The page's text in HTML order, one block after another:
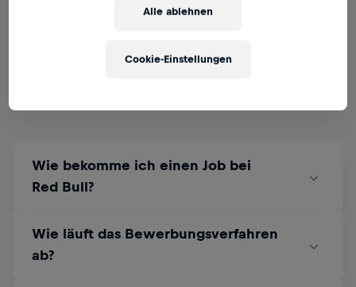
passenden Antworten dazu.
Wie bekomme ich einen Job bei
Red Bull?
Wie läuft das Bewerbungsverfahren
ab?
Alle ablehnen
Cookie-Einstellungen